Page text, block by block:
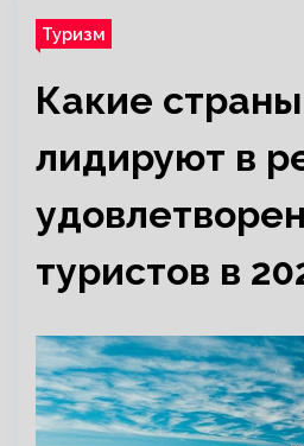
Туризм
Какие страны
лидируют в
туристов в